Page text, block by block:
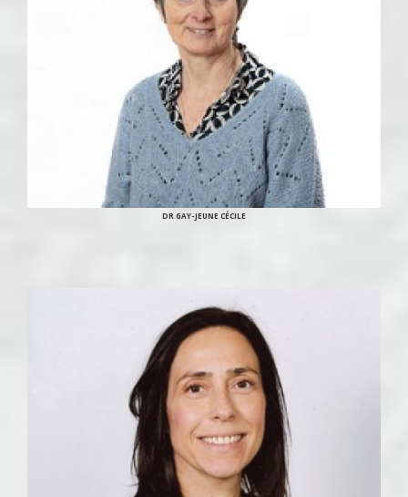
DR GAY-JEUNE CÉCILE